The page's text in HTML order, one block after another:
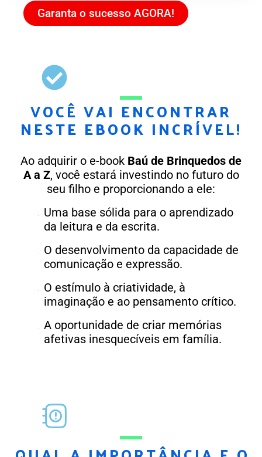
Garanta o sucesso AGORA!
VOCÊ VAI ENCONTRAR
NESTE EBOOK INCRÍVEL!
Ao adquirir o e-book Baú de Brinquedos de
A a Z, você estará investindo no futuro do
seu filho e proporcionando a ele:
Uma base sólida para o aprendizado
da leitura e da escrita.
O desenvolvimento da capacidade de
comunicação e expressão.
O estímulo à criatividade, à
imaginação e ao pensamento crítico.
A oportunidade de criar memórias
afetivas inesquecíveis em família.